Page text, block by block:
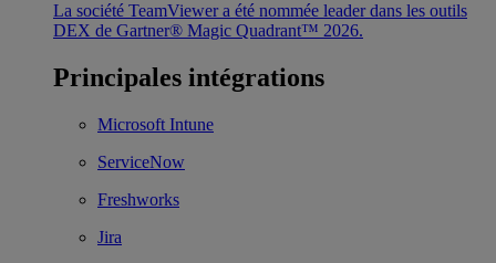
La société TeamViewer a été nommée leader dans les outils
DEX de Gartner® Magic Quadrant™ 2026.
Principales intégrations
Microsoft Intune
ServiceNow
Freshworks
Jira